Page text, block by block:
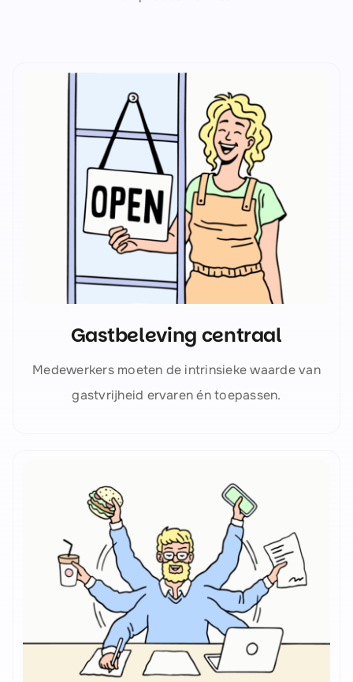
Gastbeleving centraal
Medewerkers moeten de intrinsieke waarde van
gastvrijheid ervaren én toepassen.